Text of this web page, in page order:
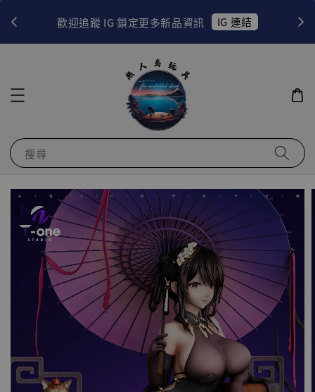
歡迎追蹤 IG 鎖定更多新品資訊 IG 連結
搜尋